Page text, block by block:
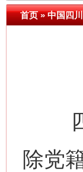
首页»中国四
四
除党